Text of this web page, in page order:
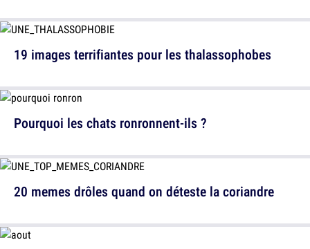
Pourquoi les chats ronronnent-ils ?
19 images terrifiantes pour les thalassophobes
20 memes drôles quand on déteste la coriandre